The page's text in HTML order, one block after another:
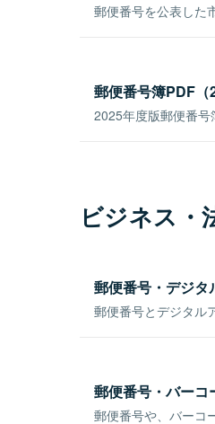
郵便番号を公表した
郵便番号簿PDF（
2025年度版郵便番号
ビジネス・
郵便番号・デジタ
郵便番号とデジタル
郵便番号・バーコ
郵便番号や、バーコ